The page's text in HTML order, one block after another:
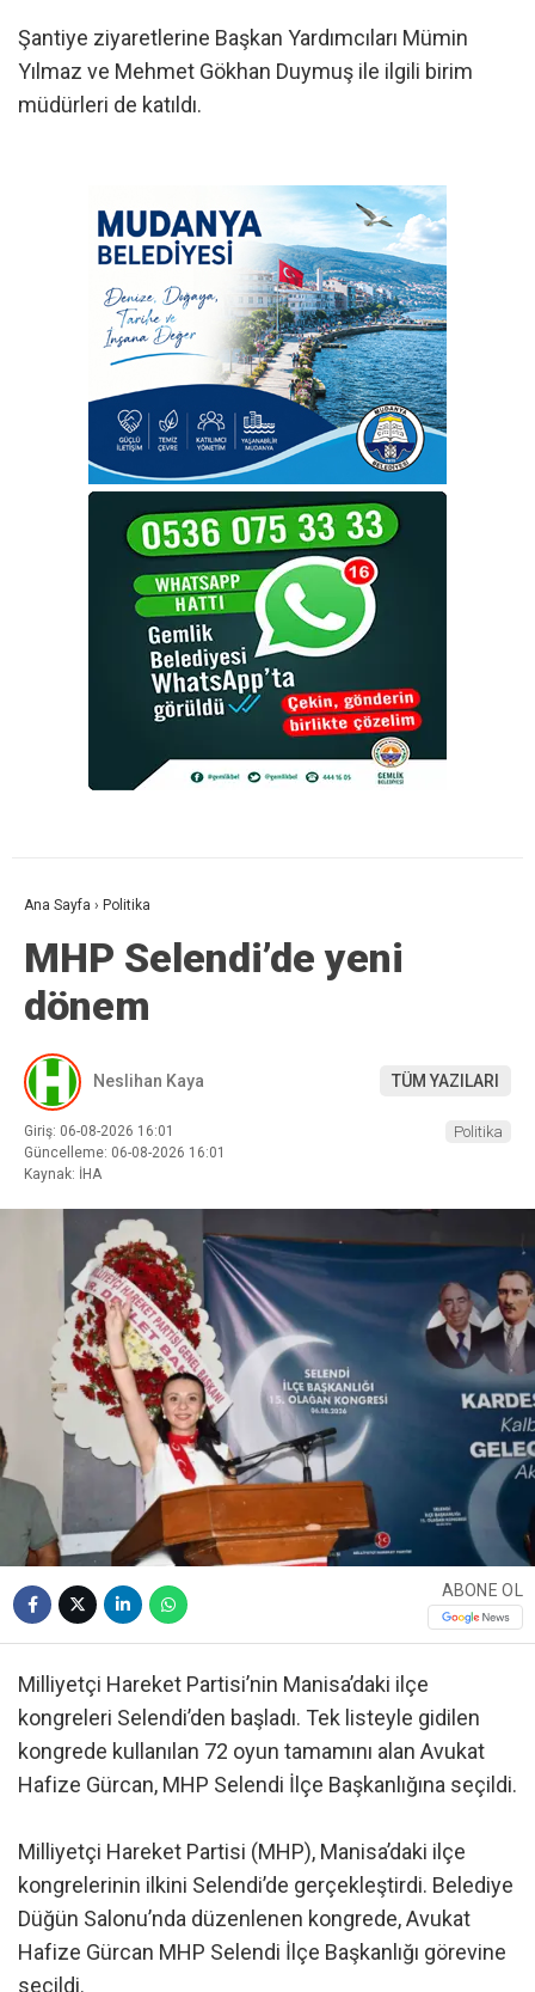
Şantiye ziyaretlerine Başkan Yardımcıları Mümin
Yılmaz ve Mehmet Gökhan Duymuş ile ilgili birim
müdürleri de katıldı.
Ana Sayfa › Politika
MHP Selendi’de yeni
dönem
Neslihan Kaya TÜM YAZILARI
Giriş: 06-08-2026 16:01
Güncelleme: 06-08-2026 16:01
Kaynak: İHA
Politika
ABONE OL
Milliyetçi Hareket Partisi’nin Manisa’daki ilçe
kongreleri Selendi’den başladı. Tek listeyle gidilen
kongrede kullanılan 72 oyun tamamını alan Avukat
Hafize Gürcan, MHP Selendi İlçe Başkanlığına seçildi.
Milliyetçi Hareket Partisi (MHP), Manisa’daki ilçe
kongrelerinin ilkini Selendi’de gerçekleştirdi. Belediye
Düğün Salonu’nda düzenlenen kongrede, Avukat
Hafize Gürcan MHP Selendi İlçe Başkanlığı görevine
seçildi.